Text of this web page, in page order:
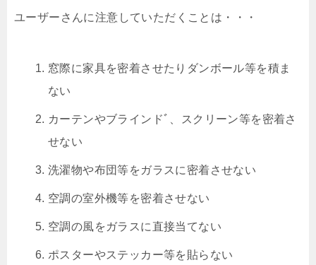
ユーザーさんに注意していただくことは・・・
窓際に家具を密着させたりダンボール等を積ま
ない
カーテンやブラインドﾞ、スクリーン等を密着さ
せない
洗濯物や布団等をガラスに密着させない
空調の室外機等を密着させない
空調の風をガラスに直接当てない
ポスターやステッカー等を貼らない